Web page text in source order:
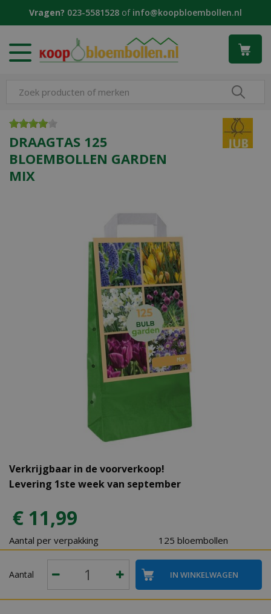
Vragen? 023-5581528 of info@koopbloembollen.nl
DRAAGTAS 125
BLOEMBOLLEN GARDEN
MIX
Verkrijgbaar in de voorverkoop!
Levering 1ste week van september
€ 11,99
Aantal per verpakking 125 bloembollen
Aantal